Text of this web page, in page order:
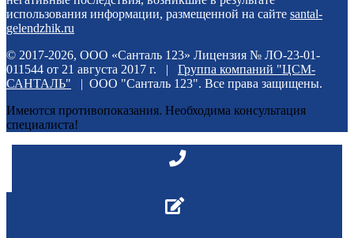
использования информации, размещенной на сайте santal-
gelendzhik.ru
© 2017-2026, ООО «Санталь 123» Лицензия № ЛО-23-01-
011544 от 21 августа 2017 г. | Группа компаний "ЦСМ-
САНТАЛЬ" | ООО "Санталь 123". Все права защищены.
Имеются противопоказания. Необходима консультация
специалиста!